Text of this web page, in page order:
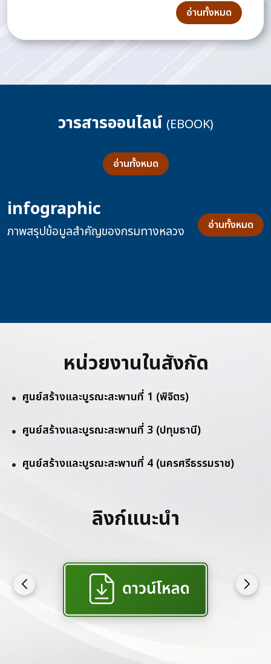
อ่านทั้งหมด
วารสารออนไลน์ (EBOOK)
อ่านทั้งหมด
infographic
ภาพสรุปข้อมูลสำคัญของกรมทางหลวง อ่านทั้งหมด
หน่วยงานในสังกัด
ศูนย์สร้างและบูรณะสะพานที่ 1 (พิจิตร)
ศูนย์สร้างและบูรณะสะพานที่ 3 (ปทุมธานี)
ศูนย์สร้างและบูรณะสะพานที่ 4 (นครศรีธรรมราช)
ลิงก์แนะนำ